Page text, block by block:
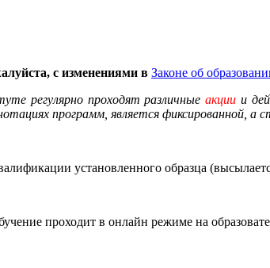
с изменениями в Законе об
регулярно проходят различные акции и
программ, является фиксированной, а
установленного образца
проходит в онлайн режиме на